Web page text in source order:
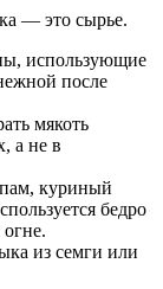
— это сырье.
использующие
после
мякоть
а не в
куриный
бедро
из семги или